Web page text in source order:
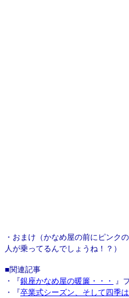
・おまけ（かなめ屋の前にピンク
人が乗ってるんでしょうね！？）
■関連記事
・『銀座かなめ屋の暖簾・・・ 』
・『卒業式シーズン、そして四季